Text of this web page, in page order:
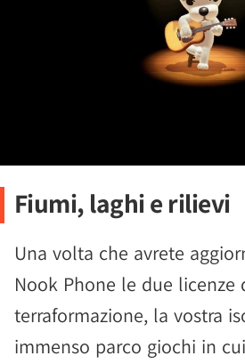
Fiumi, laghi e rilievi
Una volta che avrete
Nook Phone le due licenze
terraformazione, la vostra
immenso parco giochi in